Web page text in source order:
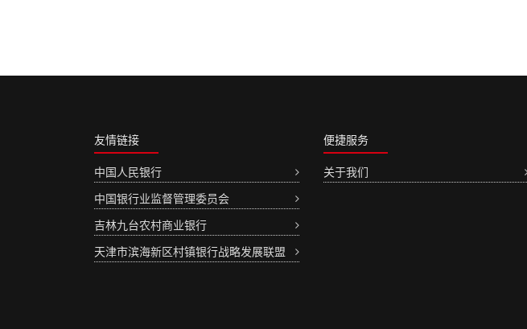
友情链接
中国人民银行
中国银行业监督管理委员会
吉林九台农村商业银行
天津市滨海新区村镇银行战略发展联盟
便捷服务
关于我们